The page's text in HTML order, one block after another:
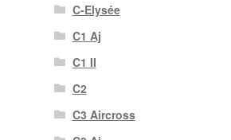
C-Elysée
C1 Aj
C1 II
C2
C3 Aircross